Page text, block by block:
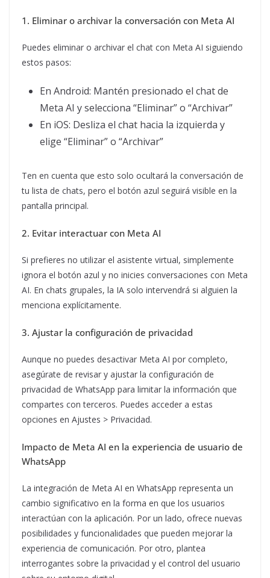
1. Eliminar o archivar la conversación con Meta AI
Puedes eliminar o archivar el chat con Meta AI siguiendo
estos pasos:
En Android: Mantén presionado el chat de
Meta AI y selecciona “Eliminar” o “Archivar”
En iOS: Desliza el chat hacia la izquierda y
elige “Eliminar” o “Archivar”
Ten en cuenta que esto solo ocultará la conversación de
tu lista de chats, pero el botón azul seguirá visible en la
pantalla principal.
2. Evitar interactuar con Meta AI
Si prefieres no utilizar el asistente virtual, simplemente
ignora el botón azul y no inicies conversaciones con Meta
AI. En chats grupales, la IA solo intervendrá si alguien la
menciona explícitamente.
3. Ajustar la configuración de privacidad
Aunque no puedes desactivar Meta AI por completo,
asegúrate de revisar y ajustar la configuración de
privacidad de WhatsApp para limitar la información que
compartes con terceros. Puedes acceder a estas
opciones en Ajustes > Privacidad.
Impacto de Meta AI en la experiencia de usuario de
WhatsApp
La integración de Meta AI en WhatsApp representa un
cambio significativo en la forma en que los usuarios
interactúan con la aplicación. Por un lado, ofrece nuevas
posibilidades y funcionalidades que pueden mejorar la
experiencia de comunicación. Por otro, plantea
interrogantes sobre la privacidad y el control del usuario